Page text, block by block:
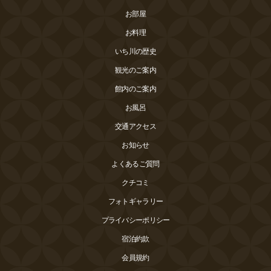
お部屋
お料理
いち川の歴史
観光のご案内
館内のご案内
お風呂
交通アクセス
お知らせ
よくあるご質問
クチコミ
フォトギャラリー
プライバシーポリシー
宿泊約款
会員規約